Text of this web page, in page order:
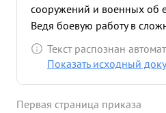
сооружений и военных об
Ведя боевую работу в
сильного противодействия
авиации и зенитной
авиационную разведку на
Текст распознан
Показать исходный
Первая страница приказа